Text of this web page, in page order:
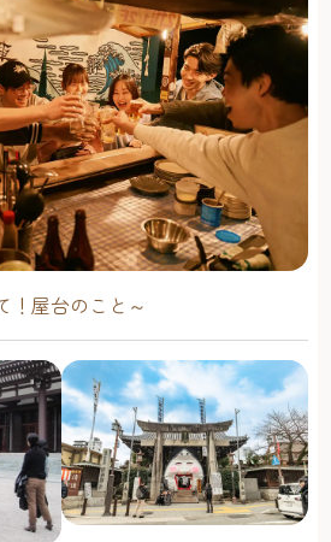
！屋台のこと～